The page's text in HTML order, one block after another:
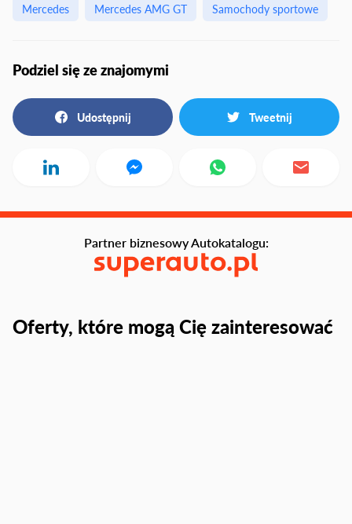
Mercedes Mercedes AMG GT Samochody sportowe
Podziel się ze znajomymi
Udostępnij Tweetnij
Oferty, które mogą Cię zainteresować
Partner biznesowy Autokatalogu: